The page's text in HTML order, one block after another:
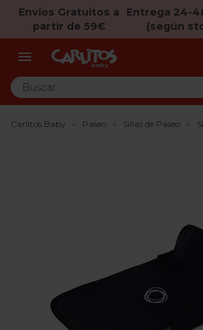
Envíos Gratuitos a
partir de 59€
Entrega 24-
(según

Carlitos Baby Paseo Sillas de Paseo